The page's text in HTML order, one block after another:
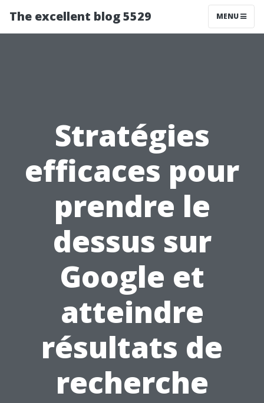
The excellent blog 5529 MENU
Stratégies
efficaces pour
prendre le
dessus sur
Google et
atteindre
résultats de
recherche